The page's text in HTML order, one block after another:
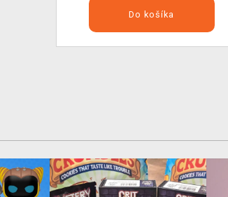
Do košíka